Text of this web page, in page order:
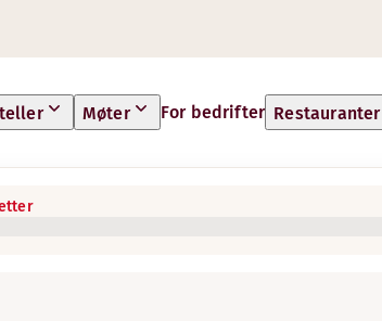
Møter For bedrifter Restauranter